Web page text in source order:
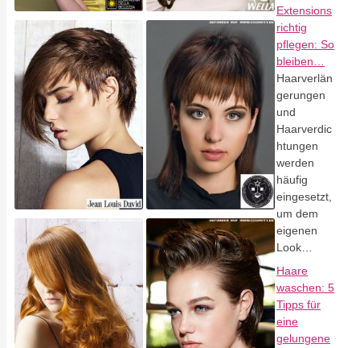
Extensions
richtig
pflegen: So
bleiben…
Haarverlän
gerungen
und
Haarverdic
htungen
werden
häufig
eingesetzt,
um dem
eigenen
Look…
Haare
waschen: 5
Tipps für
eine
gelungene